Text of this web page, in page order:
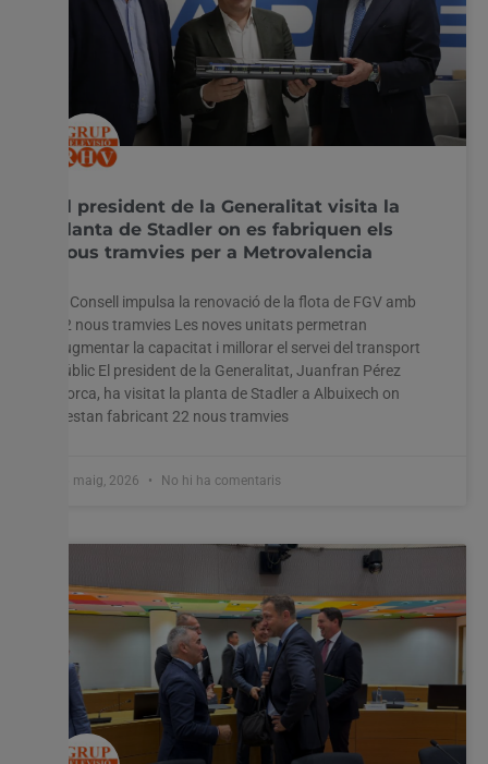
El president de la Generalitat visita la
planta de Stadler on es fabriquen els
nous tramvies per a Metrovalencia
El Consell impulsa la renovació de la flota de FGV amb
22 nous tramvies Les noves unitats permetran
augmentar la capacitat i millorar el servei del transport
públic El president de la Generalitat, Juanfran Pérez
Llorca, ha visitat la planta de Stadler a Albuixech on
s’estan fabricant 22 nous tramvies
26 maig, 2026 No hi ha comentaris